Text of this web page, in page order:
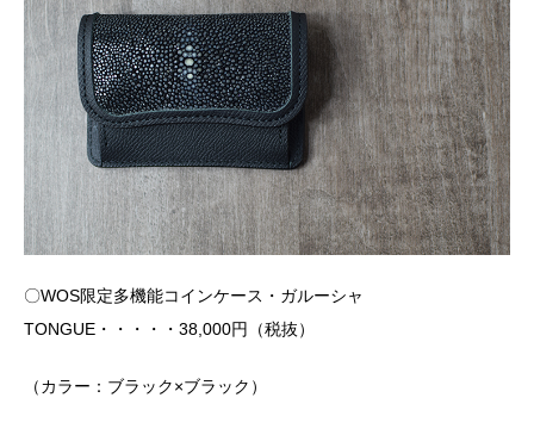
〇WOS限定多機能コインケース・ガルーシャ
TONGUE・・・・・38,000円（税抜）
（カラー：ブラック×ブラック）